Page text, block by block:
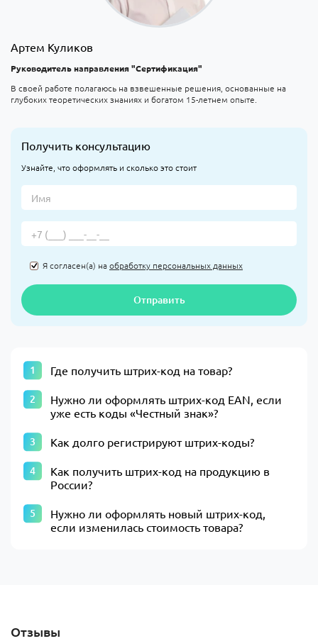
Артем Куликов
Руководитель направления "Сертификация"
В своей работе полагаюсь на взвешенные решения, основанные на
глубоких теоретических знаниях и богатом 15-летнем опыте.
Получить консультацию
Узнайте, что оформлять и сколько это стоит
Я согласен(а) наобработку персональных данных
Отправить
Где получить штрих-код на товар?
Нужно ли оформлять штрих-код ЕАN, если
уже есть коды «Честный знак»?
Как долго регистрируют штрих-коды?
Как получить штрих-код на продукцию в
России?
Нужно ли оформлять новый штрих-код,
если изменилась стоимость товара?
Отзывы